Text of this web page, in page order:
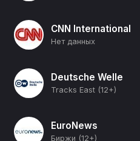
CNN International
Нет данных
Deutsche Welle
Tracks East (12+)
EuroNews
Биржи (12+)